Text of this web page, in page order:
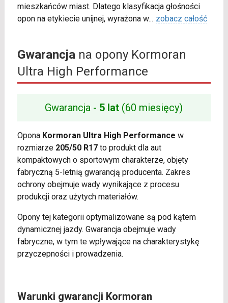
mieszkańców miast. Dlatego klasyfikacja głośności
opon na etykiecie unijnej, wyrażona w... zobacz całość
Gwarancjana opony Kormoran
Ultra High Performance
Gwarancja - 5 lat (60 miesięcy)
Opona Kormoran Ultra High Performance w
rozmiarze 205/50 R17to produkt dla aut
kompaktowych o sportowym charakterze, objęty
fabryczną 5-letnią gwarancją producenta. Zakres
ochrony obejmuje wady wynikające z procesu
produkcji oraz użytych materiałów.
Opony tej kategorii optymalizowane są pod kątem
dynamicznej jazdy. Gwarancja obejmuje wady
fabryczne, w tym te wpływające na charakterystykę
przyczepności i prowadzenia.
Warunki gwarancji Kormoran